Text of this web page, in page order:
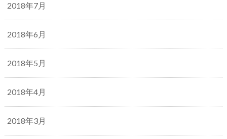
2018年7月
2018年6月
2018年5月
2018年4月
2018年3月